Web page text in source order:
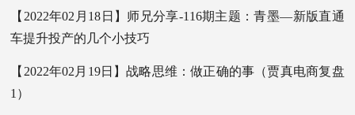
【2022年02月18日】师兄分享-116期主题：青墨—新版直通
车提升投产的几个小技巧
【2022年02月19日】战略思维：做正确的事（贾真电商复盘
1）